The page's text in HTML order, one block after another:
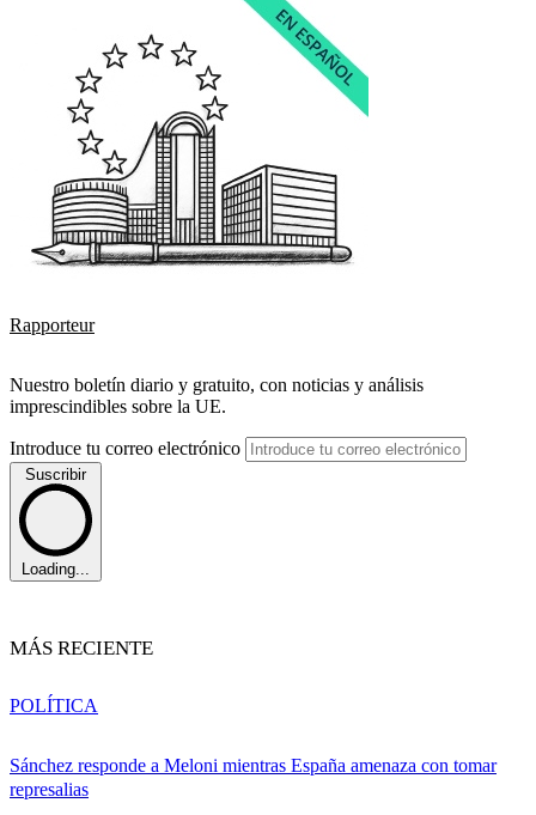
Rapporteur
Nuestro boletín diario y gratuito, con noticias y análisis
imprescindibles sobre la UE.
Introduce tu correo electrónico
Suscribir
Loading...
MÁS RECIENTE
Sánchez responde a Meloni mientras España amenaza con tomar
represalias
POLÍTICA